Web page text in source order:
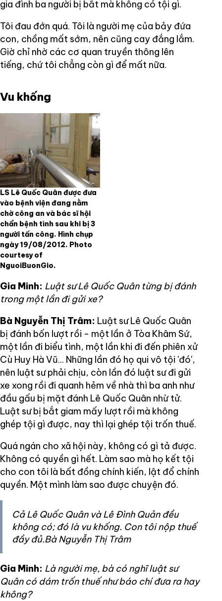
gia đình ba người bị bắt mà không có tội gì.
Tôi đau đớn quá. Tôi là người mẹ của bảy đứa
con, chồng mất sớm, nên cũng cay đắng lắm.
Giờ chỉ nhờ các cơ quan truyền thông lên
tiếng, chứ tôi chẳng còn gì để mất nữa.
Vu khống
LS Lê Quốc Quân được đưa
vào bệnh viện đang nằm
chờ công an và bác sĩ hội
chẩn bệnh tình sau khi bị 3
người tấn công. Hình chụp
ngày 19/08/2012. Photo
courtesy of
NguoiBuonGio.
Gia Minh: Luật sư Lê Quốc Quân từng bị đánh
trong một lần đi gửi xe?
Bà Nguyễn Thị Trâm: Luật sư Lê Quốc Quân
bị đánh bốn lượt rồi - một lần ở Tòa Khâm Sứ,
một lần đi biểu tình, một lần khi đi đến phiên xử
Cù Huy Hà Vũ... Những lần đó họ qui vô tội 'đó',
nên luật sư phải chịu, còn lần đó luật sư đi gửi
xe xong rồi đi quanh hẻm về nhà thì ba anh như
đầu gấu bị mặt đánh Lê Quốc Quân nhừ tử.
Luật sư bị bắt giam mấy lượt rồi mà không
ghép tội gì được, nay thì lại ghép tội trốn thuế.
Quá ngán cho xã hội này, không có gì tả được.
Không có quyền gì hết. Làm sao mà họ kết tội
cho con tôi là bất đồng chính kiến, lật đổ chính
quyền. Một mình làm sao được chuyện đó.
Cả Lê Quốc Quân và Lê Đình Quản đều
không có; đó là vu khống. Con tôi nộp thuế
đầy đủ.Bà Nguyễn Thị Trâm
Gia Minh: Là người mẹ, bà có nghĩ luật sư
Quân có dám trốn thuế như báo chí đưa ra hay
không?